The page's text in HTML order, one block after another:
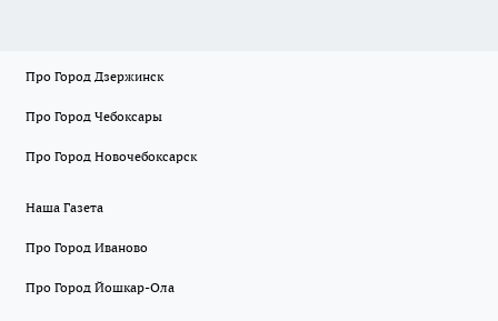
Про Город Дзержинск
Про Город Чебоксары
Про Город Новочебоксарск
Наша Газета
Про Город Иваново
Про Город Йошкар-Ола